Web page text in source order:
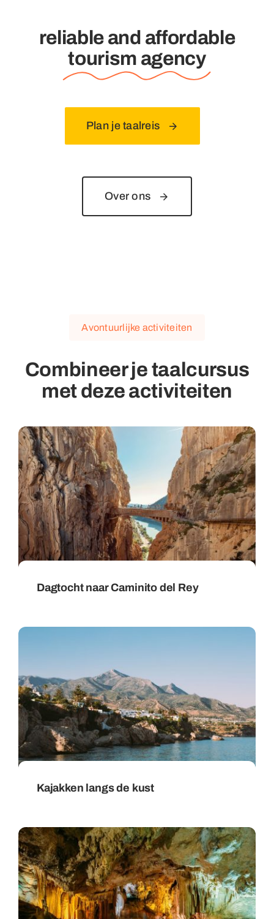
reliable and affordable
tourism agency
Plan je taalreis
Over ons
Avontuurlijke activiteiten
Combineer je taalcursus
met deze activiteiten
Dagtocht naar Caminito del Rey
Kajakken langs de kust